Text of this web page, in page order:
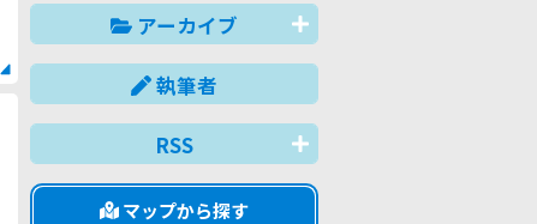
アーカイブ
執筆者
RSS
マップから探す